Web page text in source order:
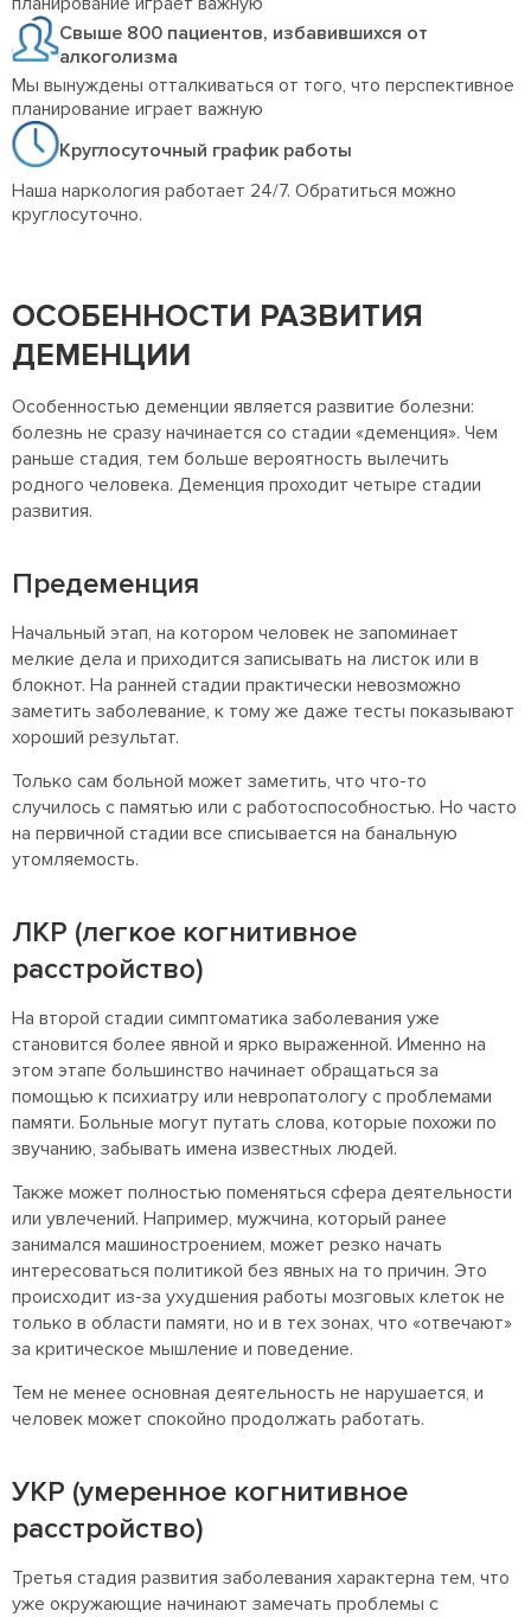
Свыше 800 пациентов, избавившихся от
алкоголизма
Мы вынуждены отталкиваться от того, что перспективное
планирование играет важную
Круглосуточный график работы
Наша наркология работает 24/7. Обратиться можно
круглосуточно.
ОСОБЕННОСТИ РАЗВИТИЯ
ДЕМЕНЦИИ
Особенностью деменции является развитие болезни:
болезнь не сразу начинается со стадии «деменция». Чем
раньше стадия, тем больше вероятность вылечить
родного человека. Деменция проходит четыре стадии
развития.
Предеменция
Начальный этап, на котором человек не запоминает
мелкие дела и приходится записывать на листок или в
блокнот. На ранней стадии практически невозможно
заметить заболевание, к тому же даже тесты показывают
хороший результат.
Только сам больной может заметить, что что-то
случилось с памятью или с работоспособностью. Но часто
на первичной стадии все списывается на банальную
утомляемость.
ЛКР (легкое когнитивное
расстройство)
На второй стадии симптоматика заболевания уже
становится более явной и ярко выраженной. Именно на
этом этапе большинство начинает обращаться за
помощью к психиатру или невропатологу с проблемами
памяти. Больные могут путать слова, которые похожи по
звучанию, забывать имена известных людей.
Также может полностью поменяться сфера деятельности
или увлечений. Например, мужчина, который ранее
занимался машиностроением, может резко начать
интересоваться политикой без явных на то причин. Это
происходит из-за ухудшения работы мозговых клеток не
только в области памяти, но и в тех зонах, что «отвечают»
за критическое мышление и поведение.
Тем не менее основная деятельность не нарушается, и
человек может спокойно продолжать работать.
УКР (умеренное когнитивное
расстройство)
Третья стадия развития заболевания характерна тем, что
уже окружающие начинают замечать проблемы с